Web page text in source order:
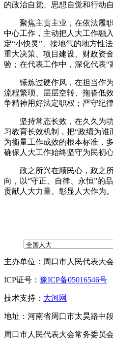
的政治自觉、思想自觉和行动
聚焦主责主业 ， 在依法履
中心工作 ， 主动把人大工作融
定“小快灵”、接地气的地方性
重大决策、项目建设、财政资
验 ； 在代表工作中 ， 深化代表“
锤炼过硬作风 ， 在担当作
流程繁琐、层层空转、拖沓低效
争精神用好法定职权 ； 严守纪
坚持常态长效 ， 在久久为
习教育长效机制
， 把“政绩为谁
为衡量工作成效的根本标准 ，
确保人大工作始终坚守为民初
政之所兴在顺民心 ， 政之
向 ， 以“守正、自律、永恒”的
贡献人大力量、彰显人大作为。
主办单位：周口市人民代表大
ICP证号： 豫ICP备05016546号
技术支持： 大河网
地址：河南省周口市太昊路中
周口市人民代表大会常务委员